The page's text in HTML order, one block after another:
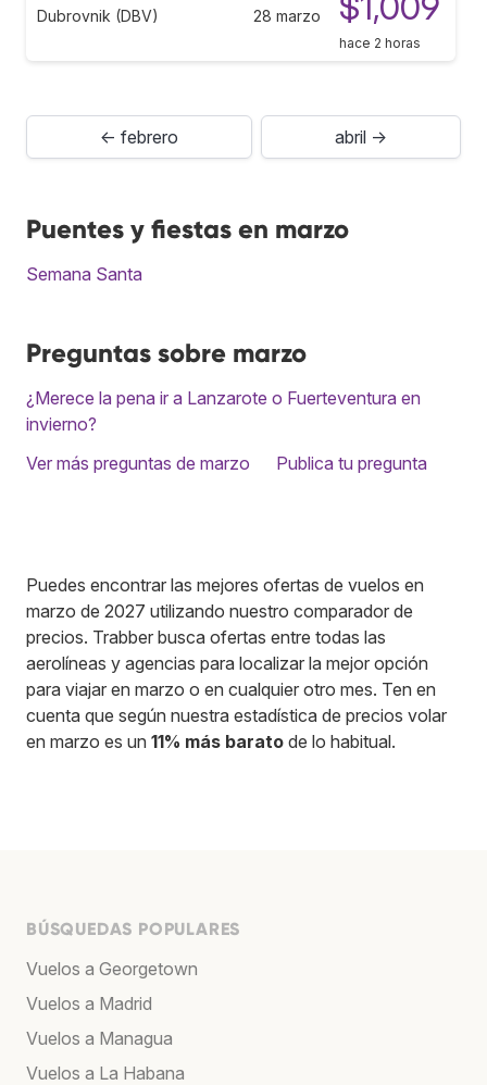
Dubrovnik (DBV)
28 marzo
hace 2 horas
← febrero abril →
Puentes y fiestas en marzo
Semana Santa
Preguntas sobre marzo
¿Merece la pena ir a Lanzarote o Fuerteventura en
invierno?
Ver más preguntas de marzo
Publica tu pregunta
Puedes encontrar las mejores ofertas de vuelos en
marzo de 2027 utilizando nuestro comparador de
precios. Trabber busca ofertas entre todas las
aerolíneas y agencias para localizar la mejor opción
para viajar en marzo o en cualquier otro mes. Ten en
cuenta que según nuestra estadística de precios volar
en marzo es un 11% más barato de lo habitual.
BÚSQUEDAS POPULARES
Vuelos a Georgetown
Vuelos a Madrid
Vuelos a Managua
Vuelos a La Habana